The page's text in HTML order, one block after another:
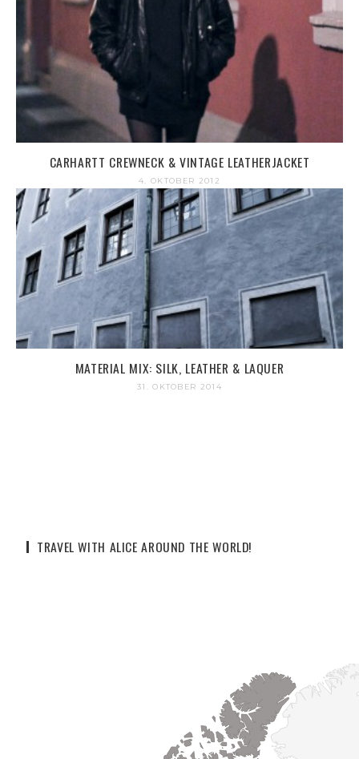
CARHARTT CREWNECK & VINTAGE LEATHERJACKET
4. OKTOBER 2012
MATERIAL MIX: SILK, LEATHER & LAQUER
31. OKTOBER 2014
TRAVEL WITH ALICE AROUND THE WORLD!